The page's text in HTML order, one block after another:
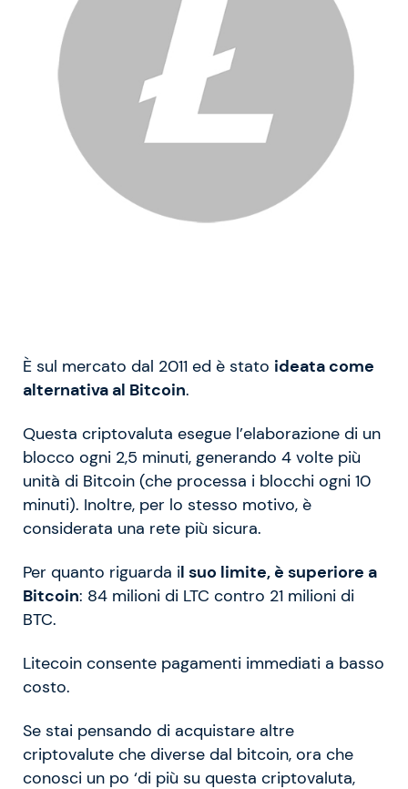
È sul mercato dal 2011 ed è stato ideata come
alternativa al Bitcoin.
Questa criptovaluta esegue l’elaborazione di un
blocco ogni 2,5 minuti, generando 4 volte più
unità di Bitcoin (che processa i blocchi ogni 10
minuti). Inoltre, per lo stesso motivo, è
considerata una rete più sicura.
Per quanto riguarda il suo limite, è superiore a
Bitcoin: 84 milioni di LTC contro 21 milioni di
BTC.
Litecoin consente pagamenti immediati a basso
costo.
Se stai pensando di acquistare altre
criptovalute che diverse dal bitcoin, ora che
conosci un po ‘di più su questa criptovaluta,